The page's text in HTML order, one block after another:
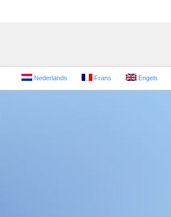
Nederlands Frans Engels